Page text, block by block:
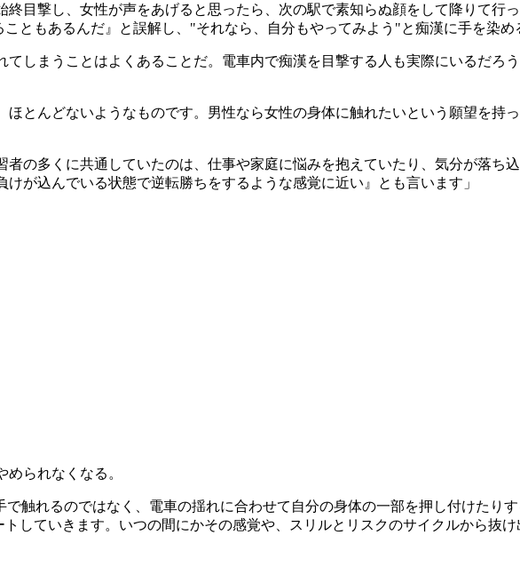
終目撃し、女性が声をあげると思ったら、次の駅で素知らぬ顔をして降りて
ともあるんだ』と誤解し、"それなら、自分もやってみよう"と痴漢に手を染め
しまうことはよくあることだ。電車内で痴漢を目撃する人も実際にいるだろ
ほとんどないようなものです。男性なら女性の身体に触れたいという願望を
者の多くに共通していたのは、仕事や家庭に悩みを抱えていたり、気分が落ち
が込んでいる状態で逆転勝ちをするような感覚に近い』とも言います」
られなくなる。
で触れるのではなく、電車の揺れに合わせて自分の身体の一部を押し付けたり
していきます。いつの間にかその感覚や、スリルとリスクのサイクルから抜